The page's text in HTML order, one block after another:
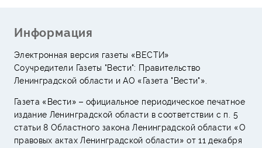
Информация
Электронная версия газеты «ВЕСТИ»
Соучредители Газеты "Вести": Правительство
Ленинградской области и АО «Газета "Вести"».
Газета «Вести» – официальное периодическое печатное
издание Ленинградской области в соответствии с п. 5
статьи 8 Областного закона Ленинградской области «О
правовых актах Ленинградской области» от 11 декабря